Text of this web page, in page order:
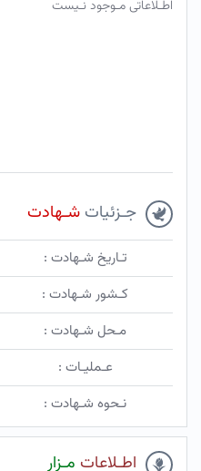
اطـلاعاتی مـوجود نـیست
جـزئیات شـهادت
تـاریخ شـهادت :
کـشور شـهادت :
مـحل شـهادت :
عـملیـات :
نـحوه شـهادت :
اطـلاعات مـزار